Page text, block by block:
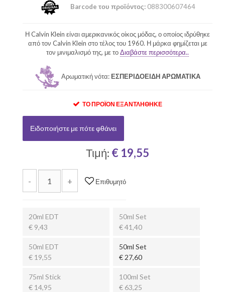
Barcode του προϊόντος:088300607464
Η Calvin Klein είναι αμερικανικός οίκος μόδας, ο οποίος ιδρύθηκε
από τον Calvin Klein στο τέλος του 1960. Η μάρκα φημίζεται με
τον μινιμαλισμό της, με τοΔιαβάστε περισσότερα..
Αρωματική νότα: ΕΣΠΕΡΙΔΟΕΙΔΗ ΑΡΩΜΑΤΙΚΑ
ΤΟ ΠΡΟΪΌΝ ΕΞΑΝΤΛΉΘΗΚΕ
Ειδοποιήστε με πότε φθάνει
Τιμή: € 19,55
- + Επιθυμητό
20ml EDT
€ 9,43
50ml Set
€ 41,40
50ml EDT
€ 19,55
50ml Set
€ 27,60
75ml Stick
€ 14,95
100ml Set
€ 63,25